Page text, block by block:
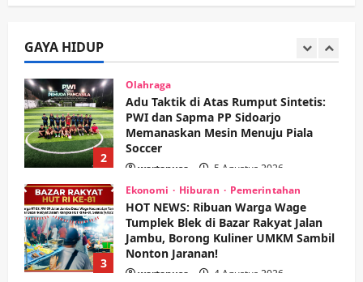
GAYA HIDUP
1
Jaminan Rp 100 Juta?
wartanusa
2
Olahraga
Adu Taktik di Atas Rumput Sintetis:
PWI dan Sapma PP Sidoarjo
Memanaskan Mesin Menuju Piala
Soccer
wartanusa 5 Agustus 2026
3
Ekonomi Hiburan Pemerintahan
HOT NEWS: Ribuan Warga Wage
Tumplek Blek di Bazar Rakyat Jalan
Jambu, Borong Kuliner UMKM Sambil
Nonton Jaranan!
wartanusa 4 Agustus 2026